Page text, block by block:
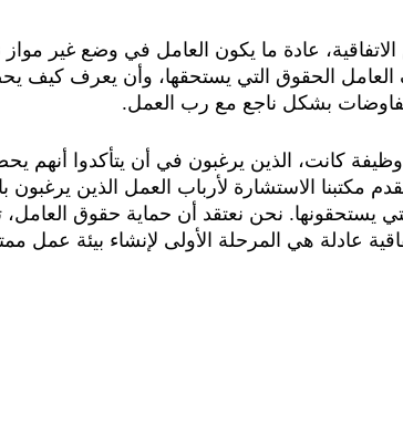
عادة ما يكون العامل في وضع غير
الحقوق التي يستحقها، وأن يعرف كيف
بشكل ناجع مع رب العمل.
كانت، الذين يرغبون في أن يتأكدوا أنهم
الاستشارة لأرباب العمل الذين يرغبون
يستحقونها. نحن نعتقد أن حماية حقوق العامل،
عادلة هي المرحلة الأولى لإنشاء بيئة عمل